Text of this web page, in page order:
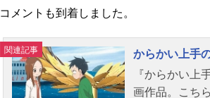
コメントも到着しました。
関連記事
からかい上手
『からかい上
画作品。こち